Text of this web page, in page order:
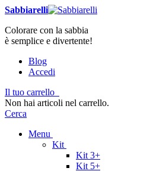
Sabbiarelli
Colorare con la sabbia
è semplice e divertente!
Blog
Accedi
Il tuo carrello
Non hai articoli nel carrello.
Cerca
Menu
Kit
Kit 3+
Kit 5+